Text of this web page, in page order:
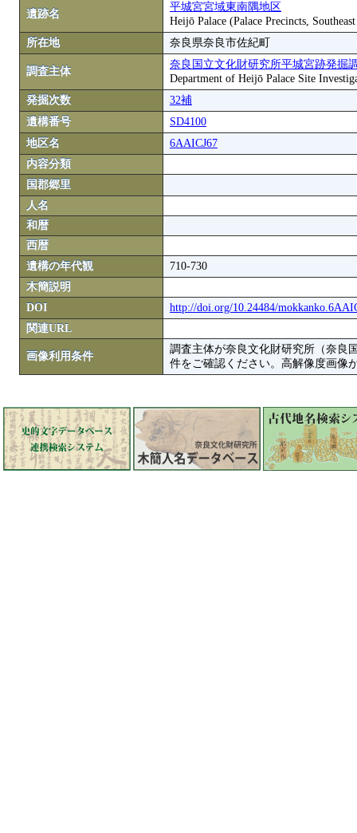
遺跡名
平城宮宮域東南隅地区
Heijō Palace (Palace Precincts,
所在地
奈良県奈良市佐紀町
調査主体
奈良国立文化財研究所平城宮跡発掘
Department of Heijō Palace Site
発掘次数
32補
遺構番号
SD4100
地区名
6AAICJ67
内容分類
国郡郷里
人名
和暦
西暦
遺構の年代観
710-730
木簡説明
DOI
http://doi.org/10.24484/
関連URL
画像利用条件
調査主体が奈良文化財研究所（奈良
件をご確認ください。高解像度画像